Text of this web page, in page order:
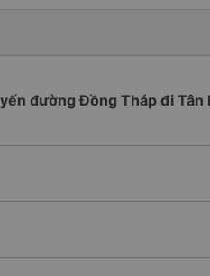
đường Đồng Tháp đi Tân